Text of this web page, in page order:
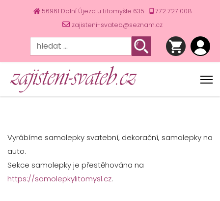
56961 Dolní Újezd u Litomyšle 635
772 727 008
zajisteni-svateb@seznam.cz
Vyrábíme samolepky svatební, dekorační, samolepky na
auto.
Sekce samolepky je přestěhována na
https://samolepkylitomysl.cz.